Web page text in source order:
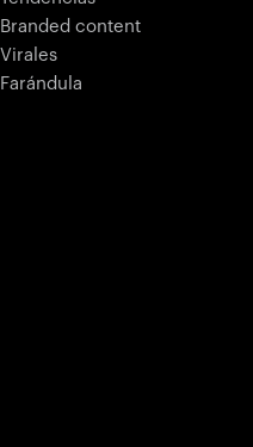
Branded content
Virales
Farándula